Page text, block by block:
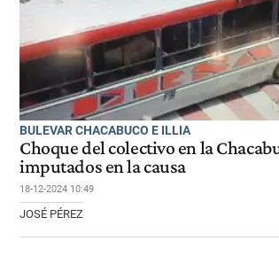
BULEVAR CHACABUCO E ILLIA
Choque del colectivo en la
imputados en la causa
18-12-2024 10:49
JOSÉ PÉREZ